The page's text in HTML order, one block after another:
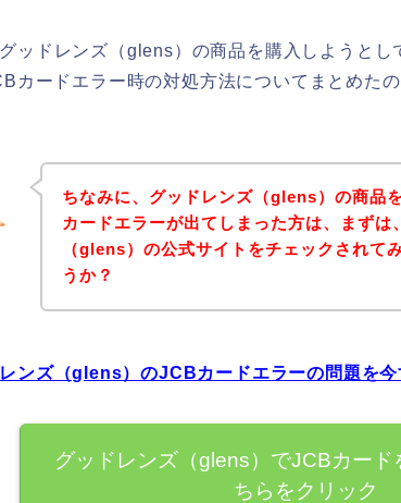
ッドレンズ（glens）の商品を購入しようと
カードエラー時の対処方法についてまとめた
ちなみに、グッドレンズ（glens）の商品
カードエラーが出てしまった方は、まずは
（glens）の公式サイトをチェックされて
うか？
ンズ（glens）のJCBカードエラーの問題を
グッドレンズ（glens）でJCBカード
ちらをクリック